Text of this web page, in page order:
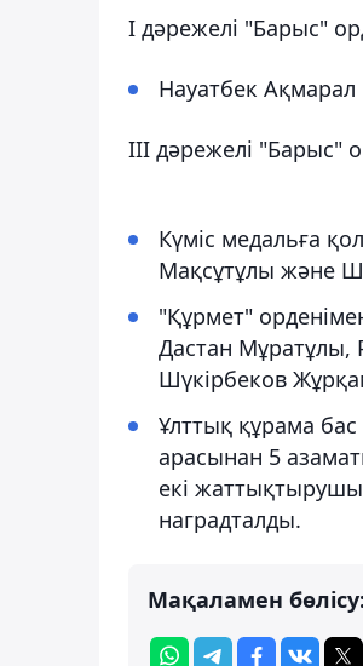
І дәрежелі "Барыс"
Науатбек
ІІІ дәрежелі "Барыс"
Күміс медальға
Мақсұтұлы және
"Құрмет"
Дастан
Шүкірбеков
Ұлттық құрама
арасынан 5
екі
наградталды.
Мақаламен бөлісу: